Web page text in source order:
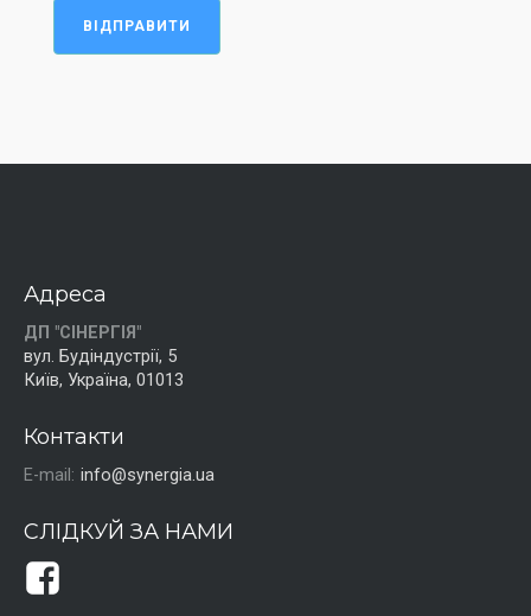
ВІДПРАВИТИ
Адреса
ДП "СІНЕРГІЯ"
вул. Будіндустрії, 5
Київ, Україна, 01013
Контакти
E-mail: info@synergia.ua
СЛІДКУЙ ЗА НАМИ